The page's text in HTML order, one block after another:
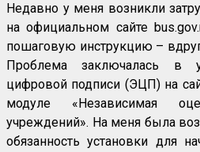
Недавно у меня возникли
на официальном сайте
пошаговую инструкцию –
Проблема заключалась в
цифровой подписи (ЭЦП) на
модуле «Независимая
учреждений». На меня была
обязанность установки для